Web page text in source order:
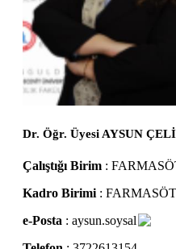
Dr. Öğr. Üyesi AYSUN
Çalıştığı Birim :
Kadro Birimi :
e-Posta : aysun.soysal